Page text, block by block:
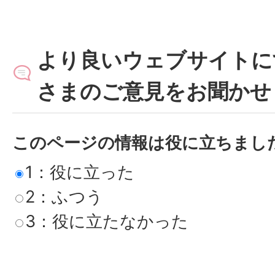
より良いウェブサイト
さまのご意見をお聞か
このページの情報は役に立ちまし
1：役に立った
2：ふつう
3：役に立たなかった